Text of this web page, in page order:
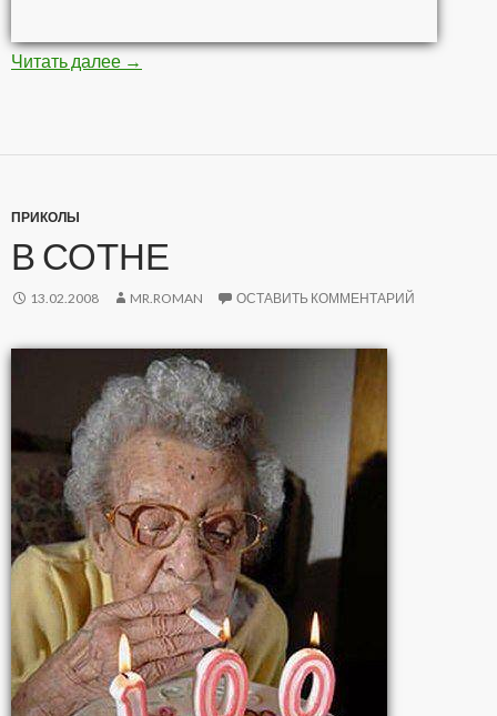
Читать далее Грязевые ванны
→
ПРИКОЛЫ
В СОТНЕ
13.02.2008 MR.ROMAN ОСТАВИТЬ КОММЕНТАРИЙ